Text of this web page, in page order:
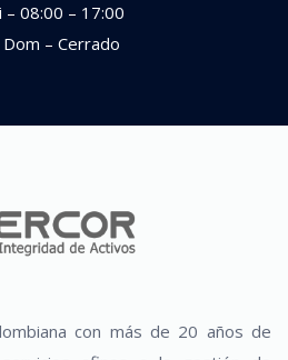
– 08:00 – 17:00
Dom – Cerrado
con más de 20 años de